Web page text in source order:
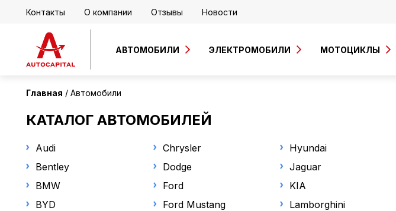
Контакты О компании Отзывы Новости
АВТОМОБИЛИ ЭЛЕКТРОМОБИЛИ МОТОЦИКЛЫ
Главная Автомобили
КАТАЛОГ АВТОМОБИЛЕЙ
Audi
Bentley
BMW
BYD
Chrysler
Dodge
Ford
Ford Mustang
Hyundai
Jaguar
KIA
Lamborghini